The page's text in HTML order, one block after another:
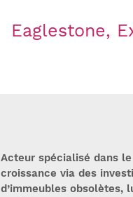
Eaglestone,
Acteur spécialisé dans
croissance via des
d’immeubles obsolètes,